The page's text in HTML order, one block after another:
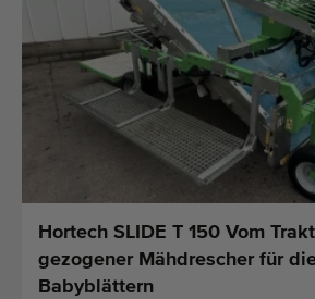
Förderbänder (441)
Verkauf Ihr Maschine!
Suche nach Typ
Zuletzt gesehen Maschinen
Maschinen Nachrichten
Hortech SLIDE T 150 Vom
gezogener Mähdrescher für
Babyblättern